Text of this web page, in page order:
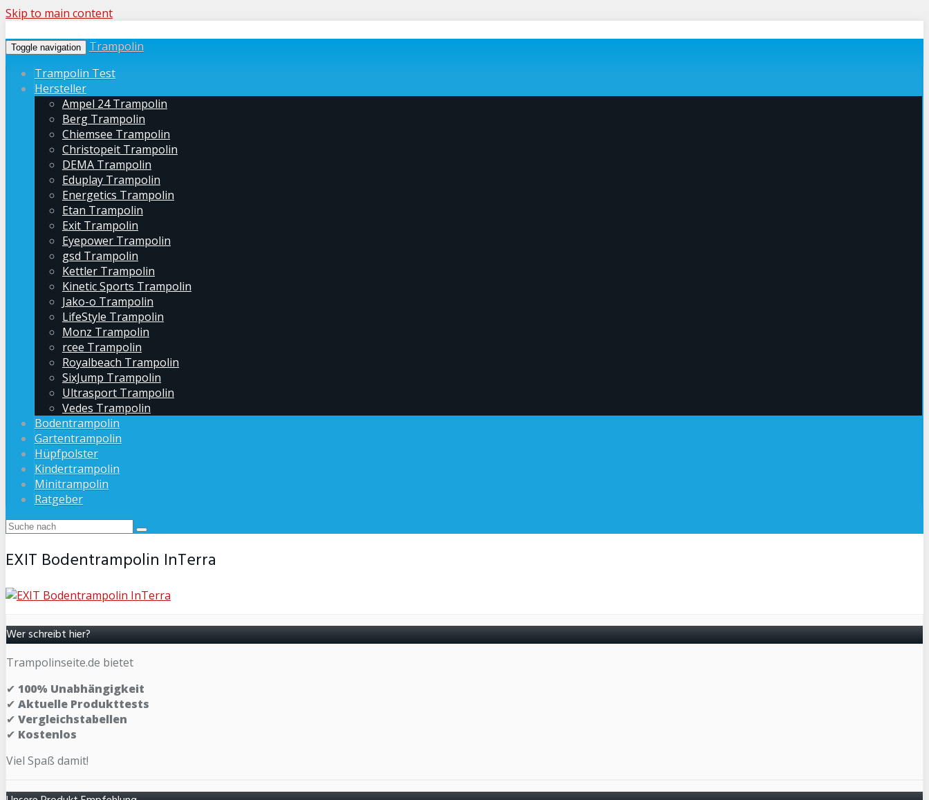
Skip to main content
Toggle navigation
Trampolin
Trampolin Test
Hersteller
Ampel 24 Trampolin
Berg Trampolin
Chiemsee Trampolin
Christopeit Trampolin
DEMA Trampolin
Eduplay Trampolin
Energetics Trampolin
Etan Trampolin
Exit Trampolin
Eyepower Trampolin
gsd Trampolin
Kettler Trampolin
Kinetic Sports Trampolin
Jako-o Trampolin
LifeStyle Trampolin
Monz Trampolin
rcee Trampolin
Royalbeach Trampolin
SixJump Trampolin
Ultrasport Trampolin
Vedes Trampolin
Bodentrampolin
Gartentrampolin
Hüpfpolster
Kindertrampolin
Minitrampolin
Ratgeber
EXIT Bodentrampolin InTerra
Wer schreibt hier?
Trampolinseite.de bietet
✔ 100% Unabhängigkeit
✔ Aktuelle Produkttests
✔ Vergleichstabellen
✔ Kostenlos
Viel Spaß damit!